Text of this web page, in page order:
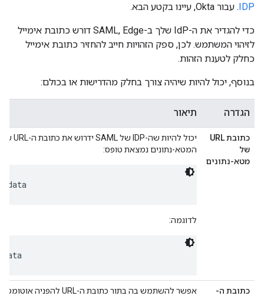
IDP. עבור Okta, עיינו בקטע הבא.
כדי להגדיר את ה-IdP שלך ב-SAML, Edge דורש כתובת אימייל
לזיהוי המשתמש. לכן, ספק הזהויות חייב להחזיר כתובת אימייל
כחלק לטענת הזהות.
בנוסף, יכול להיות שיהיה צורך בחלק מהדרישות או בכולם:
הגדרה תיאור
כתובת URL
של
מטא-נתונים
המטא-נתונים נמצאת טופס:
לדוגמה:
כתובת ה-